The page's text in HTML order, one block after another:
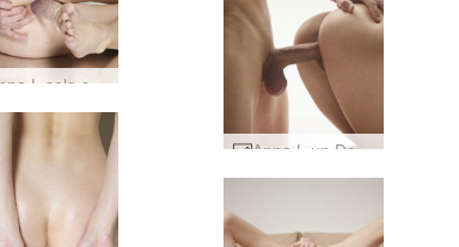
Anna L solo sekss #8
Anna L un Denijs no aizmugures #45